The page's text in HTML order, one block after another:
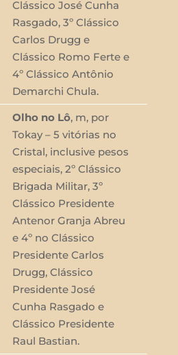
Clássico José Cunha
Rasgado, 3º Clássico
Carlos Drugg e
Clássico Romo Ferte e
4º Clássico Antônio
Demarchi Chula.
Olho no Lô, m, por
Tokay – 5 vitórias no
Cristal, inclusive pesos
especiais, 2º Clássico
Brigada Militar, 3º
Clássico Presidente
Antenor Granja Abreu
e 4º no Clássico
Presidente Carlos
Drugg, Clássico
Presidente José
Cunha Rasgado e
Clássico Presidente
Raul Bastian.